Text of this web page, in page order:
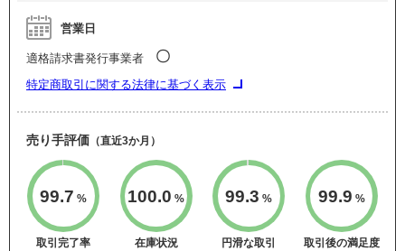
営業日
適格請求書発行事業者 〇
特定商取引に関する法律に基づく表示
売り手評価 （直近3か月）
99.7 %
取引完了率
100.0 %
在庫状況
99.3 %
円滑な取引
99.9 %
取引後の満足度